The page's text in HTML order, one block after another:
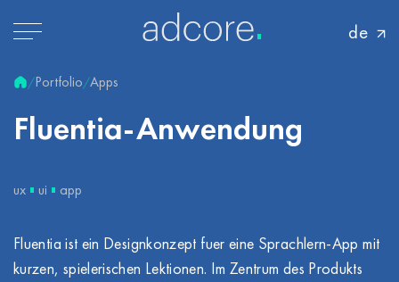
de
/Portfolio/Apps
Fluentia-Anwendung
ux ui app
Fluentia ist ein Designkonzept fuer eine Sprachlern-App mit
kurzen, spielerischen Lektionen. Im Zentrum des Produkts